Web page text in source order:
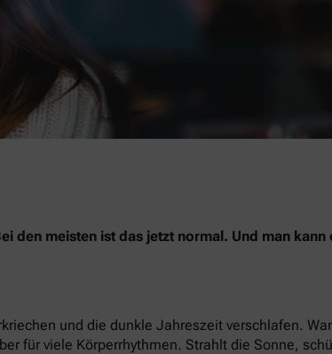
den meisten ist das jetzt normal. Und man
und die dunkle Jahreszeit verschlafen.
für viele Körperrhythmen. Strahlt die Sonne,